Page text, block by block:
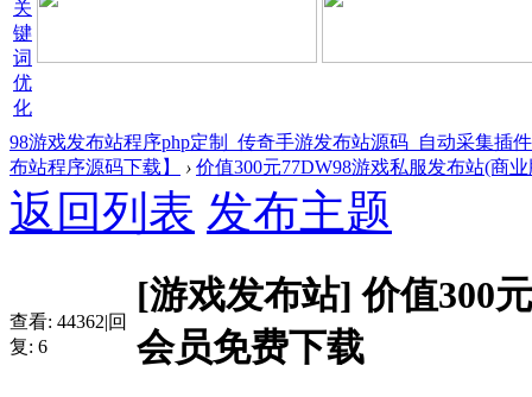
98游戏发布站程序php定制_传奇手游发布站源码_自动采集插
布站程序源码下载】
› 价值300元77DW98游戏私服发布站(商
返回列表 发布主题
查看: 44362|回
复: 6
[游戏发布站]价值300
会员免费下载